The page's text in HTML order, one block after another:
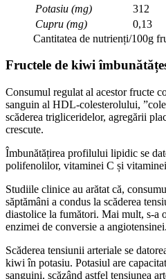
Potasiu (mg)
312
Cupru (mg)
0,13
Cantitatea de nutrienți/100g
Fructele de kiwi
Consumul regulat al acestor fructe
sanguin al HDL-colesterolului,
scăderea trigliceridelor, agregării
crescute.
Îmbunătățirea profilului lipidic se
polifenolilor, vitaminei C și
Studiile clinice au arătat că,
săptămâni a condus la scăderea
diastolice la fumători. Mai mult, s-a
enzimei de conversie a angiotensinei.
Scăderea tensiunii arteriale se
kiwi în potasiu. Potasiul are
sanguini, scăzând astfel tensiunea